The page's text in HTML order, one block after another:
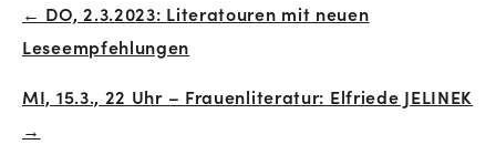
Beitrags-
← DO, 2.3.2023: Literatouren mit neuen
Leseempfehlungen
MI, 15.3., 22 Uhr – Frauenliteratur: Elfriede JELINEK
→